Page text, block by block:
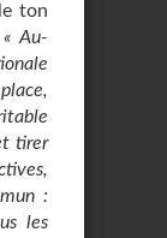
ton
« Au-
tirer
:
les